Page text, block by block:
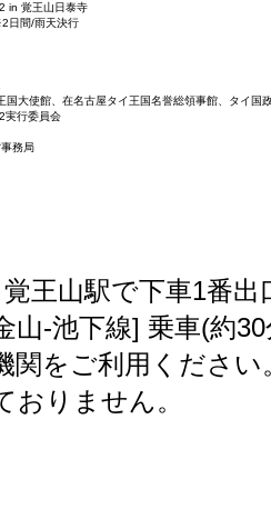
in 覚王山日泰寺
日間/雨天決行
国大使館、在名古屋タイ王国名誉総領事館、タイ
実行委員会
務局
王山駅で下車1番出
山-池下線] 乗車(約
関をご利用ください
おりません。